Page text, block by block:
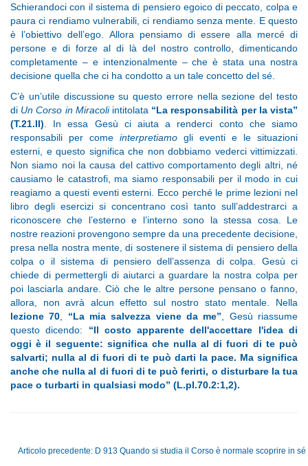
Schierandoci con il sistema di pensiero egoico di peccato, colpa e
paura ci rendiamo vulnerabili, ci rendiamo senza mente. E questo
è l’obiettivo dell’ego. Allora pensiamo di essere alla mercé di
persone e di forze al di là del nostro controllo, dimenticando
completamente – e intenzionalmente – che è stata una nostra
decisione quella che ci ha condotto a un tale concetto del sé.
C’è un’utile discussione su questo errore nella sezione del testo
di Un Corso in Miracoli intitolata “La responsabilità per la vista”
(T.21.II) . In essa Gesù ci aiuta a renderci conto che siamo
responsabili per come interpretiamo gli eventi e le situazioni
esterni, e questo significa che non dobbiamo vederci vittimizzati.
Non siamo noi la causa del cattivo comportamento degli altri, né
causiamo le catastrofi, ma siamo responsabili per il modo in cui
reagiamo a questi eventi esterni. Ecco perché le prime lezioni nel
libro degli esercizi si concentrano così tanto sull’addestrarci a
riconoscere che l’esterno e l’interno sono la stessa cosa. Le
nostre reazioni provengono sempre da una precedente decisione,
presa nella nostra mente, di sostenere il sistema di pensiero della
colpa o il sistema di pensiero dell’assenza di colpa. Gesù ci
chiede di permettergli di aiutarci a guardare la nostra colpa per
poi lasciarla andare. Ciò che le altre persone pensano o fanno,
allora, non avrà alcun effetto sul nostro stato mentale. Nella
lezione 70
“La mia salvezza viene da me” , Gesù riassume
questo dicendo: “Il costo apparente dell'accettare l'idea di
oggi è il seguente: significa che nulla al di fuori di te può
salvarti; nulla al di fuori di te può darti la pace. Ma significa
anche che nulla al di fuori di te può ferirti, o disturbare la tua
pace o turbarti in qualsiasi modo” (L.pI.70.2:1,2).
Articolo precedente: D 913 Quando si studia il Corso è normale scoprire in